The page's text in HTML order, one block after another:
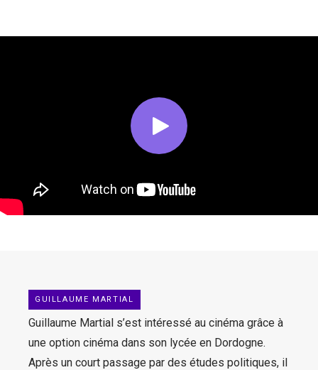
GUILLAUME MARTIAL
Guillaume Martial s’est intéressé au cinéma grâce à
une option cinéma dans son lycée en Dordogne.
Après un court passage par des études politiques, il